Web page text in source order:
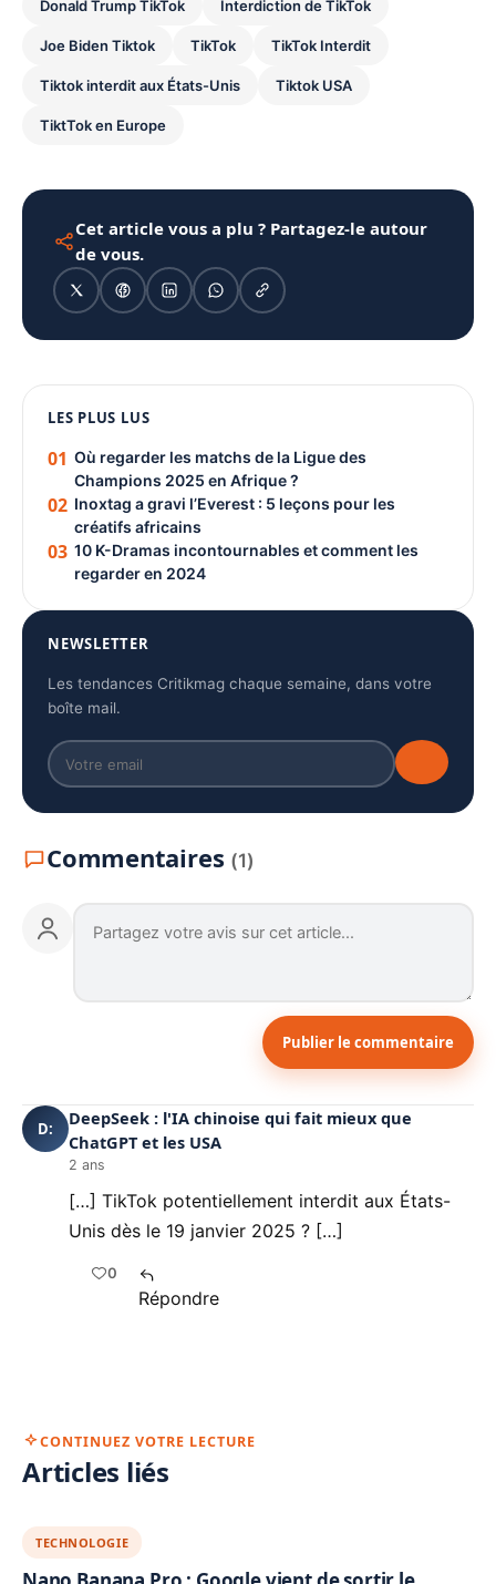
Donald Trump TikTok Interdiction de TikTok
Joe Biden Tiktok TikTok TikTok Interdit
Tiktok interdit aux États-Unis Tiktok USA
TiktTok en Europe
Cet article vous a plu ? Partagez-le autour
de vous.
PUBLICITÉ
LES PLUS LUS
01 Où regarder les matchs de la Ligue des
Champions 2025 en Afrique ?
02 Inoxtag a gravi l’Everest : 5 leçons pour les
créatifs africains
03 10 K-Dramas incontournables et comment les
regarder en 2024
NEWSLETTER
Les tendances Critikmag chaque semaine, dans votre
boîte mail.
Commentaires (1)
Publier le commentaire
D:
DeepSeek : l'IA chinoise qui fait mieux que
ChatGPT et les USA
2 ans
[…] TikTok potentiellement interdit aux États-
Unis dès le 19 janvier 2025 ? […]
0
Répondre
CONTINUEZ VOTRE LECTURE
Articles liés
TECHNOLOGIE